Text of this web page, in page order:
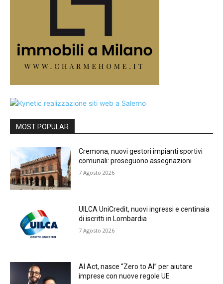
MOST POPULAR
Cremona, nuovi gestori impianti sportivi
comunali: proseguono assegnazioni
7 Agosto 2026
UILCA UniCredit, nuovi ingressi e centinaia
di iscritti in Lombardia
7 Agosto 2026
AI Act, nasce “Zero to AI” per aiutare
imprese con nuove regole UE